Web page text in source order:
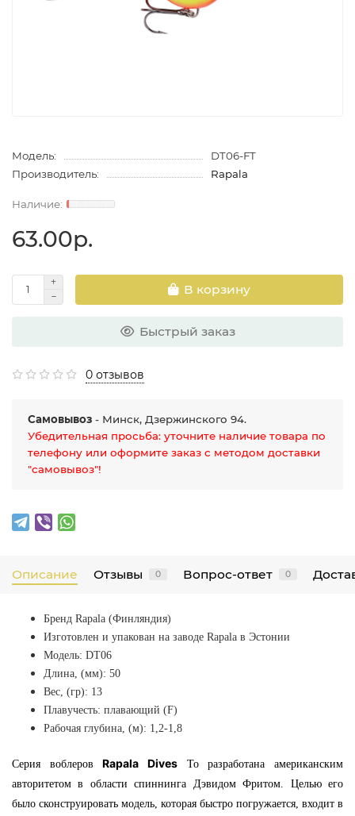
Модель:
DT06-FT
Производитель:
Rapala
63.00р.
В корзину
Быстрый заказ
0 отзывов
Самовывоз - Минск, Дзержинского 94.
Убедительная просьба: уточните наличие товара по
телефону или оформите заказ с методом доставки
"самовывоз"!
Описание Отзывы 0 Вопрос-ответ 0
Бренд Rapala (Финляндия)
Изготовлен и упакован на заводе Rapala в Эстонии
Модель: DT06
Длина, (мм): 50
Вес, (гр): 13
Плавучесть: плавающий (F)
Рабочая глубина, (м): 1,2-1,8
Серия воблеров Rapala Dives To разработана американским
авторитетом в области спиннинга Дэвидом Фритом. Целью его
было сконструировать модель, которая быстро погружается, входит в